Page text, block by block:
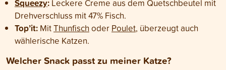
Squeezy: Leckere Creme aus dem Quetschbeutel mit
Drehverschluss mit 47% Fisch.
Top’it: MitThunfisch oder Poulet, überzeugt auch
wählerische Katzen.
Welcher Snack passt zu meiner Katze?